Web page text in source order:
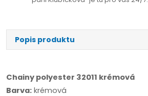
Popis produktu
Chainy polyester 32011 krémová
Barva: krémová